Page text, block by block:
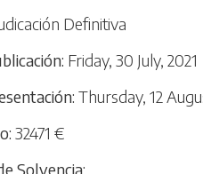
Definitiva
Friday, 30 July, 2021
Thursday, 12
32471 €
Solvencia